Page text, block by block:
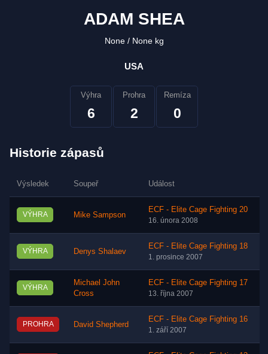
ADAM SHEA
None None kg
USA
Výhra
6
Prohra
2
Remíza
0
Historie zápasů
Výsledek Soupeř Událost
VÝHRA Mike Sampson
ECF - Elite Cage Fighting 20
16. února 2008
VÝHRA Denys Shalaev
ECF - Elite Cage Fighting 18
1. prosince 2007
VÝHRA
Michael John
Cross
ECF - Elite Cage Fighting 17
13. října 2007
PROHRA David Shepherd
ECF - Elite Cage Fighting 16
1. září 2007